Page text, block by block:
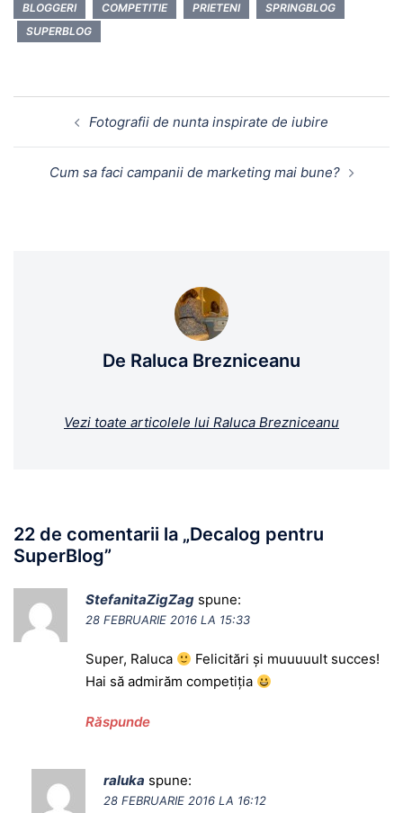
BLOGGERI COMPETITIE PRIETENI
SPRINGBLOG
SUPERBLOG
Fotografii de nunta inspirate de iubire
Cum sa faci campanii de marketing mai bune?
De Raluca Brezniceanu
Vezi toate articolele lui Raluca Brezniceanu
22 de comentarii la „Decalog pentru
SuperBlog”
StefanitaZigZag spune:
28 FEBRUARIE 2016 LA 15:33
Super, Raluca
Felicitări și muuuuult succes!
Hai să admirăm competiția
Răspunde
raluka spune:
28 FEBRUARIE 2016 LA 16:12